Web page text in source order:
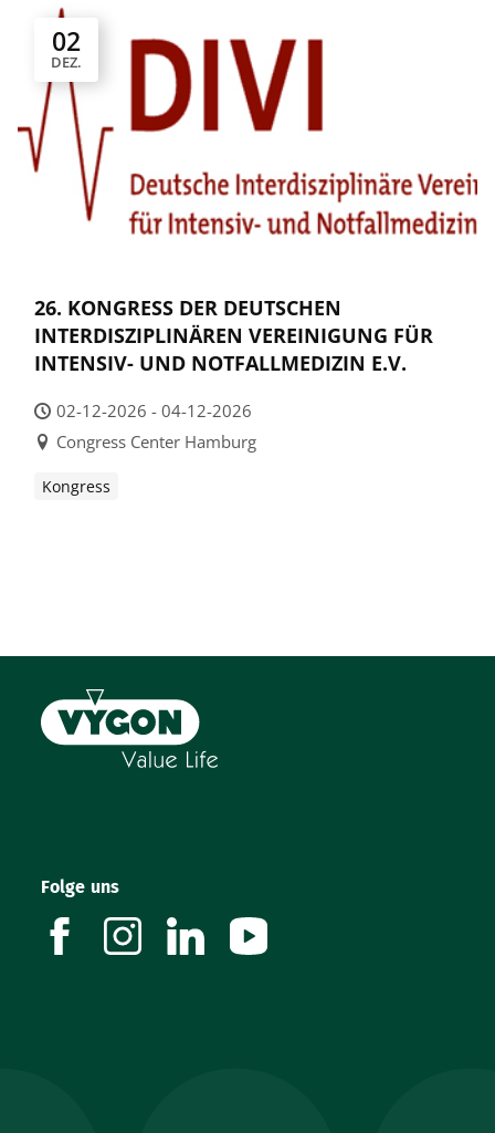
02
DEZ.
26. KONGRESS DER DEUTSCHEN
INTERDISZIPLINÄREN VEREINIGUNG FÜR
INTENSIV- UND NOTFALLMEDIZIN E.V.
02-12-2026 - 04-12-2026
Congress Center Hamburg
Kongress
Folge uns